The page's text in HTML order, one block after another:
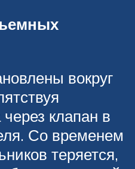
вокруг
клапан в
Со временем
теряется,